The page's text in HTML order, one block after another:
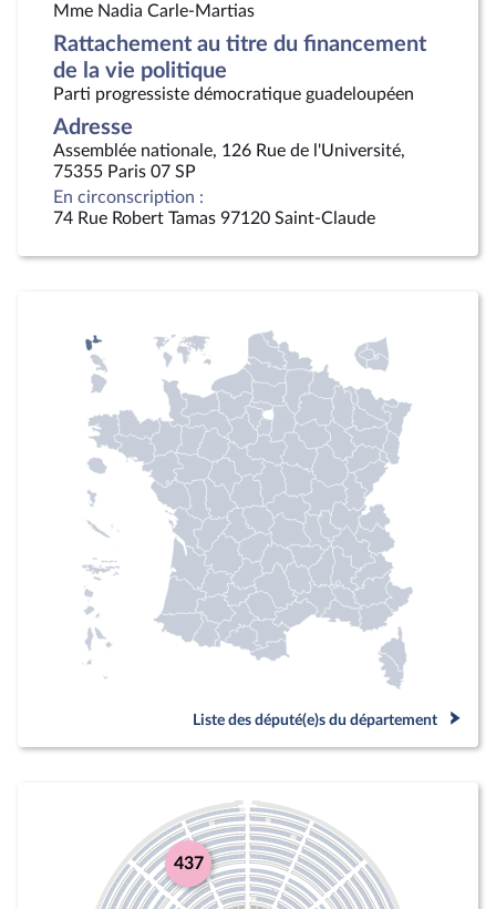
Mme Nadia Carle-Martias
Rattachement au titre du financement
de la vie politique
Parti progressiste démocratique guadeloupéen
Adresse
Assemblée nationale, 126 Rue de l'Université,
75355 Paris 07 SP
En circonscription :
74 Rue Robert Tamas 97120 Saint-Claude
Liste des député(e)s du département
437